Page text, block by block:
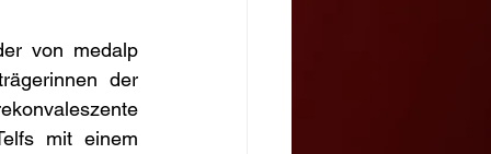
von medalp
der
mit einem